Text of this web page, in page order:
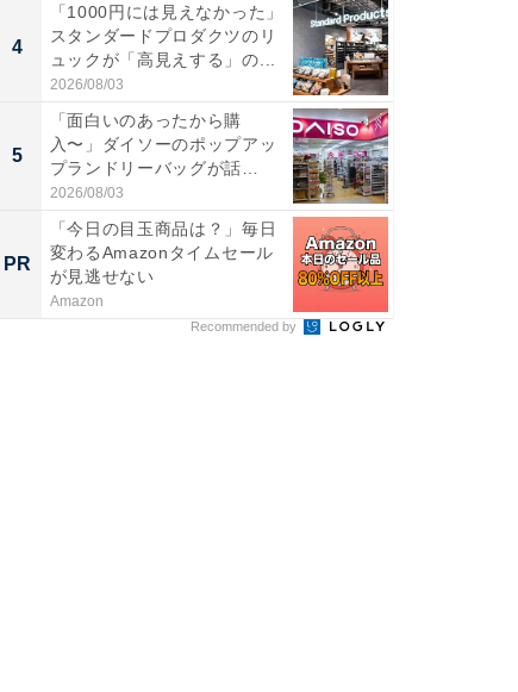
4
「1000円には見えなかった」
スタンダードプロダクツのリ
ュックが「高見えする」の...
2026/08/03
5
「面白いのあったから購
入〜」ダイソーのポップアッ
プランドリーバッグが話
題。“さま...
2026/08/03
PR
「今日の目玉商品は？」毎日
変わるAmazonタイムセール
が見逃せない
Amazon
Recommended by